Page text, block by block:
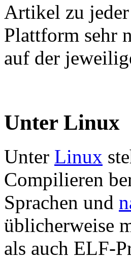
Artikel zu
Plattform sehr
auf der
Unter Linux
Unter Linux
Compilieren
Sprachen und
üblicherweise
als auch ELF-